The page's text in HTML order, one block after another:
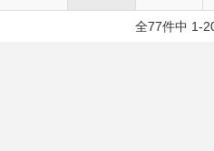
全77件中 1-